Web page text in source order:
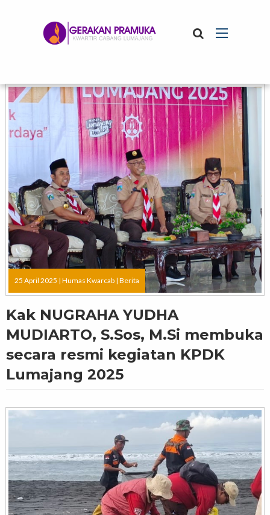
25 April 2025 | Humas Kwarcab | Berita
Kak NUGRAHA YUDHA
MUDIARTO, S.Sos, M.Si membuka
secara resmi kegiatan KPDK
Lumajang 2025